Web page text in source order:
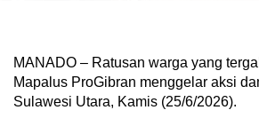
MANADO – Ratusan warga yang
Mapalus ProGibran menggelar aksi
Sulawesi Utara, Kamis (25/6/2026).